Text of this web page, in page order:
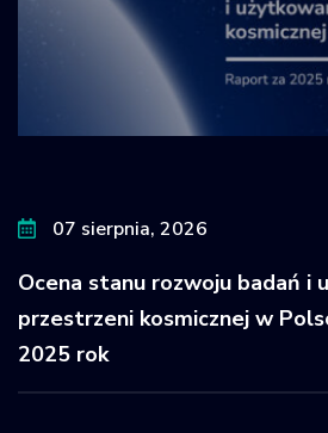
07 sierpnia, 2026
Ocena stanu rozwoju badań i
przestrzeni kosmicznej w
2025 rok